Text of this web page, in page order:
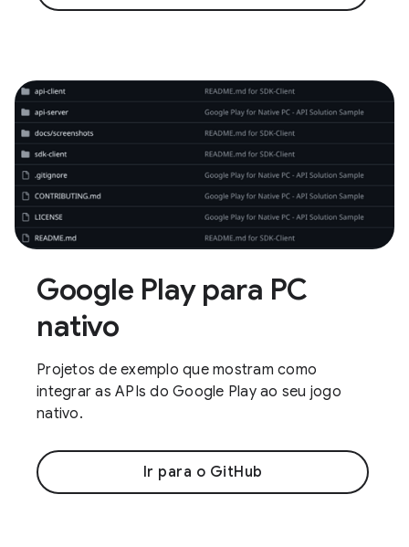
Google Play para PC
nativo
Projetos de exemplo que mostram como
integrar as APIs do Google Play ao seu jogo
nativo.
Ir para o GitHub